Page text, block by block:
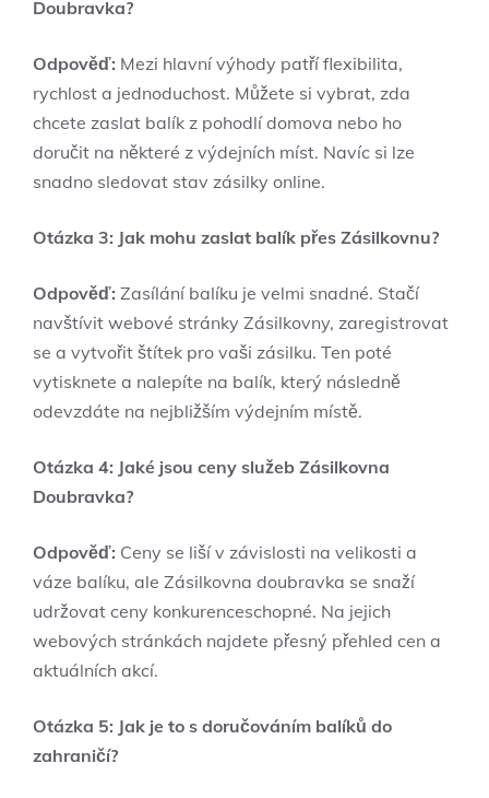
Doubravka?
Odpověď: Mezi hlavní výhody patří flexibilita,
rychlost a jednoduchost. Můžete si vybrat, zda
chcete zaslat balík z pohodlí domova nebo ho
doručit na některé z výdejních míst. Navíc si lze
snadno sledovat stav zásilky online.
Otázka 3: Jak mohu zaslat balík přes Zásilkovnu?
Odpověď: Zasílání balíku je velmi snadné. Stačí
navštívit webové stránky Zásilkovny, zaregistrovat
se a vytvořit štítek pro vaši zásilku. Ten poté
vytisknete a nalepíte na balík, který následně
odevzdáte na nejbližším výdejním místě.
Otázka 4: Jaké jsou ceny služeb Zásilkovna
Doubravka?
Odpověď: Ceny se liší v závislosti na velikosti a
váze balíku, ale Zásilkovna doubravka se snaží
udržovat ceny konkurenceschopné. Na jejich
webových stránkách najdete přesný přehled cen a
aktuálních akcí.
Otázka 5: Jak je to s doručováním balíků do
zahraničí?